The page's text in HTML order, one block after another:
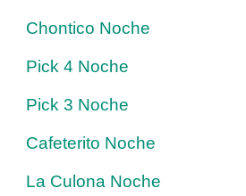
Chontico Noche
Pick 4 Noche
Pick 3 Noche
Cafeterito Noche
La Culona Noche